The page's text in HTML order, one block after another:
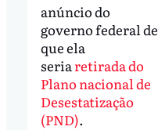
anúncio do
governo federal de
que ela
seria retirada do
Plano nacional de
Desestatização
(PND).